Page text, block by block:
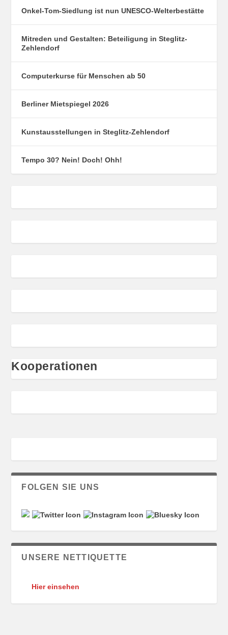
Onkel-Tom-Siedlung ist nun UNESCO-Welterbestätte
Mitreden und Gestalten: Beteiligung in Steglitz-
Zehlendorf
Computerkurse für Menschen ab 50
Berliner Mietspiegel 2026
Kunstausstellungen in Steglitz-Zehlendorf
Tempo 30? Nein! Doch! Ohh!
Kooperationen
FOLGEN SIE UNS
UNSERE NETTIQUETTE
Hier einsehen